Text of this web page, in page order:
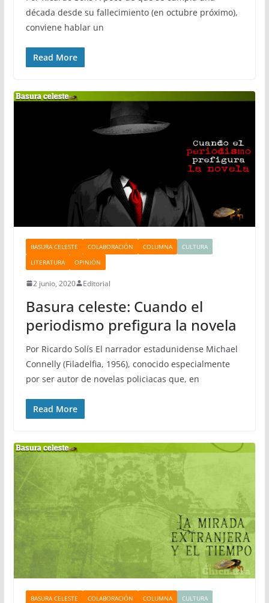
década desde su fallecimiento (en octubre próximo),
conviene hablar un
Read More
BASURA CELESTE COLABORACIÓN COLUMNA
CULTURA
LITERATURA
OPINIÓN
2 junio, 2020 Editorial
Basura celeste: Cuando el
periodismo prefigura la novela
Por Ricardo Solís El narrador estadunidense Michael
Connelly (Filadelfia, 1956), conocido especialmente
por ser autor de novelas policiacas que, en
Read More
BASURA CELESTE COLABORACIÓN COLUMNA
CULTURA